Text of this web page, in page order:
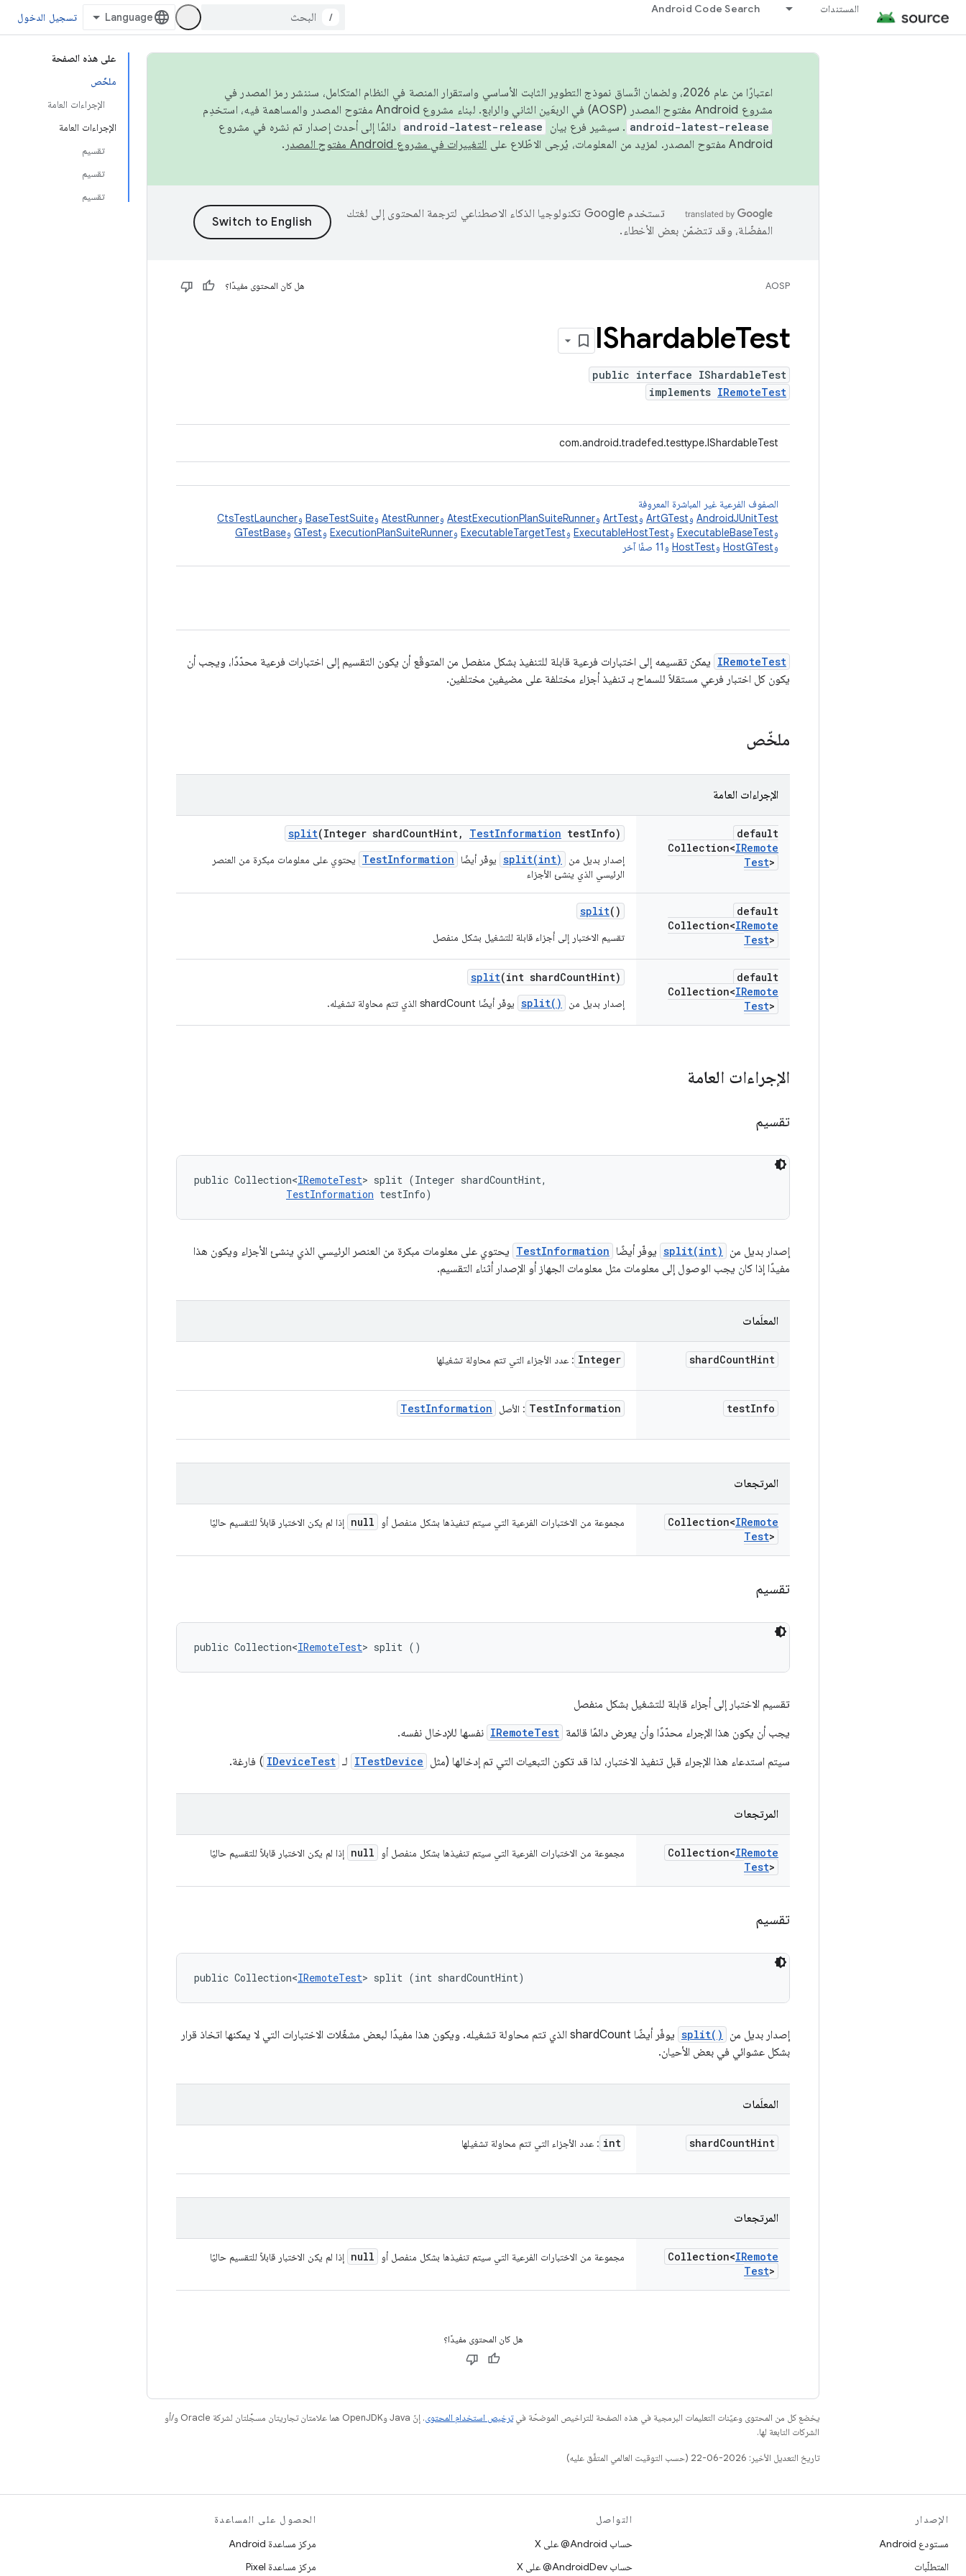
المستندات Android Code Search
/ تسجيل الدخول
على هذه الصفحة
ملخّص
الإجراءات العامة
الإجراءات العامة
تقسيم
تقسيم
تقسيم
اعتبارًا من عام 2026، ولضمان اتّساق نموذج التطوير الثابت الأساسي واستقرار المنصة في النظام المتكامل، سننشر رمز المصدر في
مشروع Android مفتوح المصدر (AOSP) في الربعَين الثاني والرابع. لبناء مشروع Android مفتوح المصدر والمساهمة فيه، استخدِم
android-latest-release . سيشير فرع بيان android-latest-release دائمًا إلى أحدث إصدار تم نشره في مشروع
Android مفتوح المصدر. لمزيد من المعلومات، يُرجى الاطّلاع على
التغييرات في مشروع Android مفتوح المصدر .
تستخدم Google تكنولوجيا الذكاء الاصطناعي لترجمة المحتوى إلى لغتك
المفضّلة، وقد تتضمّن بعض الأخطاء.
AOSP هل كان المحتوى مفيدًا؟
IShardableTest
public interface IShardableTest
implements IRemoteTest
com.android.tradefed.testtype.IShardableTest
الصفوف الفرعية غير المباشرة المعروفة
AndroidJUnitTest وArtGTest وArtTest وAtestExecutionPlanSuiteRunner وAtestRunner وBaseTestSuite وCtsTestLauncher
وExecutableBaseTest وExecutableHostTest وExecutableTargetTest وExecutionPlanSuiteRunner وGTest وGTestBase
وHostGTest وHostTest و11 صفًا آخر
IRemoteTest يمكن تقسيمه إلى اختبارات فرعية قابلة للتنفيذ بشكل منفصل من المتوقّع أن يكون التقسيم إلى اختبارات فرعية محدّدًا، ويجب أن
يكون كل اختبار فرعي مستقلاً للسماح بـ تنفيذ أجزاء مختلفة على مضيفين مختلفين.
ملخّص
الإجراءات العامة
default
Collection<IRemote
Test>
split(Integer shardCountHint, TestInformation testInfo)
إصدار بديل من split(int) يوفّر أيضًا TestInformation
يحتوي على معلومات مبكرة من العنصر
الرئيسي الذي ينشئ الأجزاء
default
Collection<IRemote
Test>
split()
تقسيم الاختبار إلى أجزاء قابلة للتشغيل بشكل منفصل
default
Collection<IRemote
Test>
split(int shardCountHint)
إصدار بديل من split() يوفّر أيضًا shardCount الذي تتم محاولة تشغيله.
الإجراءات العامة
تقسيم
public Collection<IRemoteTest> split (Integer shardCountHint,
TestInformation testInfo)
إصدار بديل من split(int) يوفّر أيضًا TestInformation يحتوي على معلومات مبكرة من العنصر الرئيسي الذي ينشئ الأجزاء ويكون هذا
مفيدًا إذا كان يجب الوصول إلى معلومات مثل معلومات الجهاز أو الإصدار أثناء التقسيم.
المعلَمات
shardCountHint
Integer : عدد الأجزاء التي تتم محاولة تشغيلها
testInfo
TestInformation : الأصل TestInformation
المرتجعات
Collection<IRemote
Test>
مجموعة من الاختبارات الفرعية التي سيتم تنفيذها بشكل منفصل أو null إذا لم يكن الاختبار قابلاً للتقسيم حاليًا
تقسيم
public Collection<IRemoteTest> split ()
تقسيم الاختبار إلى أجزاء قابلة للتشغيل بشكل منفصل
يجب أن يكون هذا الإجراء محدّدًا وأن يعرض دائمًا قائمة IRemoteTest نفسها للإدخال نفسه.
سيتم استدعاء هذا الإجراء قبل تنفيذ الاختبار، لذا قد تكون التبعيات التي تم إدخالها (مثل ITestDevice لـ IDeviceTest ) فارغة.
المرتجعات
Collection<IRemote
Test>
مجموعة من الاختبارات الفرعية التي سيتم تنفيذها بشكل منفصل أو null إذا لم يكن الاختبار قابلاً للتقسيم حاليًا
تقسيم
public Collection<IRemoteTest> split (int shardCountHint)
إصدار بديل من split()
يوفّر أيضًا shardCount الذي تتم محاولة تشغيله. ويكون هذا مفيدًا لبعض مشغّلات الاختبارات التي لا يمكنها اتخاذ قرار
بشكل عشوائي في بعض الأحيان.
المعلَمات
shardCountHint
int : عدد الأجزاء التي تتم محاولة تشغيلها
المرتجعات
Collection<IRemote
Test>
مجموعة من الاختبارات الفرعية التي سيتم تنفيذها بشكل منفصل أو null إذا لم يكن الاختبار قابلاً للتقسيم حاليًا
هل كان المحتوى مفيدًا؟
يخضع كل من المحتوى وعيّنات التعليمات البرمجية في هذه الصفحة للتراخيص الموضحّة فيترخيص استخدام المحتوى
. إنّ Java وOpenJDK هما علامتان تجاريتان مسجَّلتان لشركة Oracle و/أو
الشركات التابعة لها.
تاريخ التعديل الأخير: 2026-06-22 (حسب التوقيت العالمي المتفَّق عليه)
الإصدار
مستودع Android
المتطلّبات
التواصل
حساب ‎@Android على X
حساب ‎@AndroidDev على X
الحصول على المساعدة
مركز مساعدة Android
مركز مساعدة Pixel